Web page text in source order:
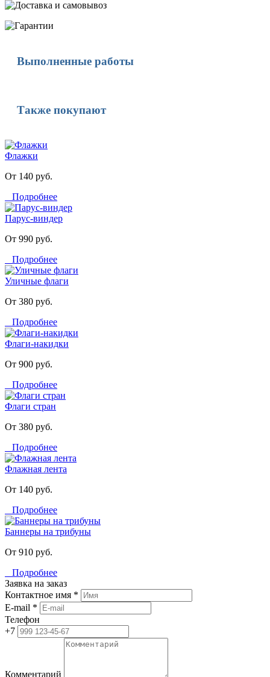
Выполненные работы
Также покупают
Флажки
От 140 руб.
Подробнее
Парус-виндер
От 990 руб.
Подробнее
Уличные флаги
От 380 руб.
Подробнее
Флаги-накидки
От 900 руб.
Подробнее
Флаги стран
От 380 руб.
Подробнее
Флажная лента
От 140 руб.
Подробнее
Баннеры на трибуны
От 910 руб.
Подробнее
Заявка на заказ
Контактное имя *
E-mail *
Телефон
+7
Комментарий